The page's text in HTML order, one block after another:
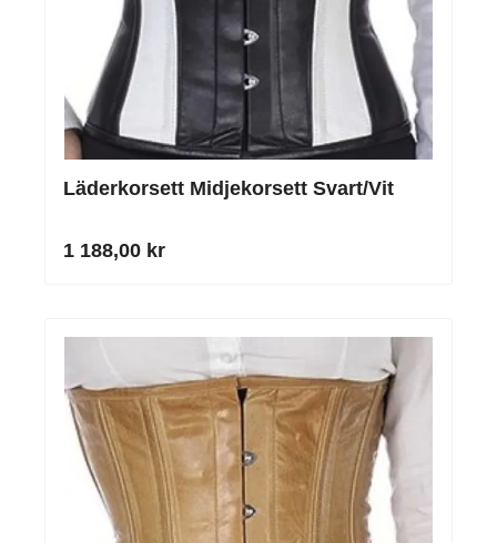
Läderkorsett Midjekorsett Svart/Vit
1 188,00 kr